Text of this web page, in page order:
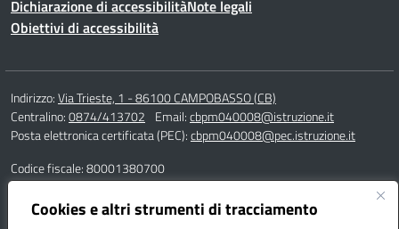
Cookies e altri strumenti di tracciamento
Dichiarazione di accessibilitàNote legali
Obiettivi di accessibilità
Indirizzo:Via Trieste, 1 - 86100 CAMPOBASSO (CB)
Centralino:0874/413702 Email:cbpm040008@istruzione.it
Posta elettronica certificata (PEC):cbpm040008@pec.istruzione.it
Codice fiscale: 80001380700
Codice meccanografico:CBPM040008
Codice Indice delle Pubbliche Amministrazioni (IPA): istsc_cbpm040008